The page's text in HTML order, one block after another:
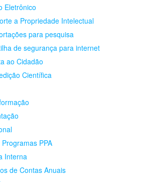
Eletrônico
a Propriedade Intelectual
para pesquisa
de segurança para internet
ao Cidadão
Científica
PPA
Interna
de Contas Anuais